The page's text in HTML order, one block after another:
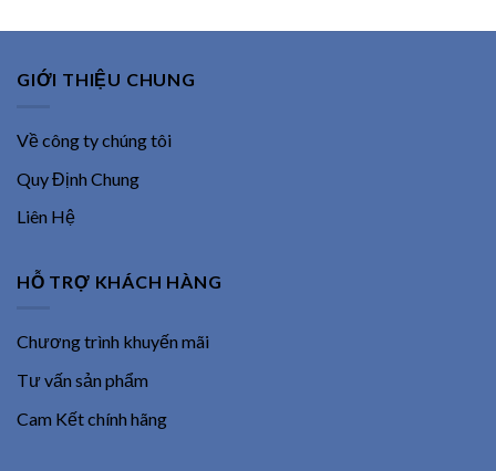
GIỚI THIỆU CHUNG
Về công ty chúng tôi
Quy Định Chung
Liên Hệ
HỖ TRỢ KHÁCH HÀNG
Chương trình khuyến mãi
Tư vấn sản phẩm
Cam Kết chính hãng